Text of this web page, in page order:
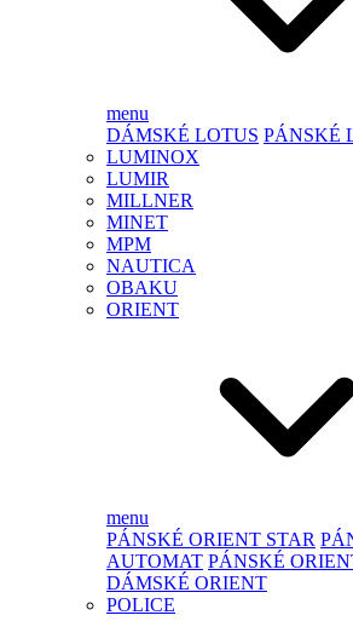
menu
DÁMSKÉ LOTUS PÁNSKÉ
LUMINOX
LUMIR
MILLNER
MINET
MPM
NAUTICA
OBAKU
ORIENT
menu
PÁNSKÉ ORIENT STAR
AUTOMAT PÁNSKÉ
DÁMSKÉ ORIENT
POLICE